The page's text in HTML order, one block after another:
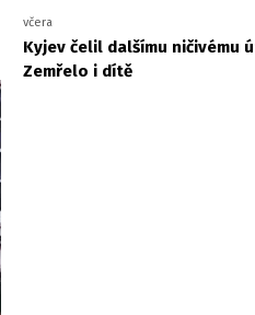
včera
Kyjev čelil dalšímu ničivému
Zemřelo i dítě